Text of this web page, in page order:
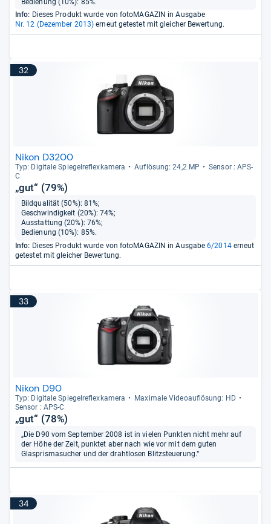
Info: Dieses Produkt wurde von fotoMAGAZIN in Ausgabe
Nr. 12 (Dezember 2013) erneut getestet mit gleicher Bewertung.
32
Nikon D3200
Typ: Digi­tale Spie­gel­re­flex­ka­mera Auf­lö­sung: 24,2 MP
Sen­sor : APS-​
C
„gut“ (79%)
Bildqualität (50%): 81%;
Geschwindigkeit (20%): 74%;
Ausstattung (20%): 76%;
Bedienung (10%): 85%.
Info: Dieses Produkt wurde von fotoMAGAZIN in Ausgabe6/2014erneut
getestet mit gleicher Bewertung.
33
Nikon D90
Typ: Digi­tale Spie­gel­re­flex­ka­mera
Maxi­male Videoauf­lö­sung: HD
Sen­sor : APS-​C
„gut“ (78%)
„Die D90 vom September 2008 ist in vielen Punkten nicht mehr auf
der Höhe der Zeit, punktet aber nach wie vor mit dem guten
Glasprismasucher und der drahtlosen Blitzsteuerung.“
34